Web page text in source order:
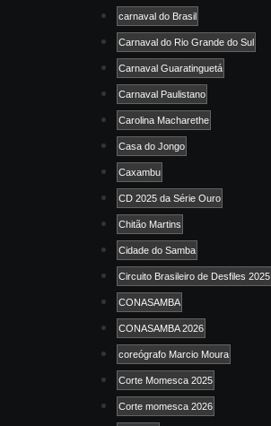
carnaval do Brasil
Carnaval do Rio Grande do Sul
Carnaval Guaratinguetá
Carnaval Paulistano
Carolina Macharethe
Casa do Jongo
Caxambu
CD 2025 da Série Ouro
Chitão Martins
Cidade do Samba
Circuito Brasileiro de Desfiles 2025
CONASAMBA
CONASAMBA 2026
coreógrafo Marcio Moura
Corte Momesca 2025
Corte momesca 2026